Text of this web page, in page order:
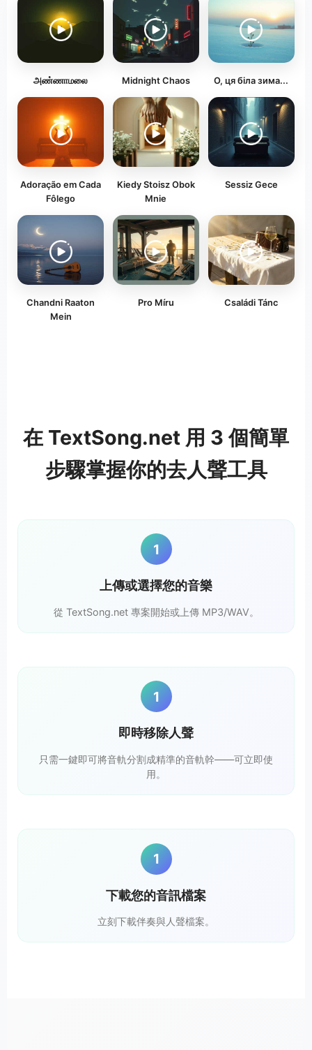
அண்ணாமலை Midnight Chaos О, ця біла зима...
Adoração em Cada
Fôlego
Kiedy Stoisz Obok
Mnie
Sessiz Gece
Chandni Raaton
Mein
Pro Míru Családi Tánc
在 TextSong.net 用 3 個簡單
步驟掌握你的去人聲工具
1
上傳或選擇您的音樂
從 TextSong.net 專案開始或上傳 MP3/WAV。
1
即時移除人聲
只需一鍵即可將音軌分割成精準的音軌幹——可立即使
用。
1
下載您的音訊檔案
立刻下載伴奏與人聲檔案。